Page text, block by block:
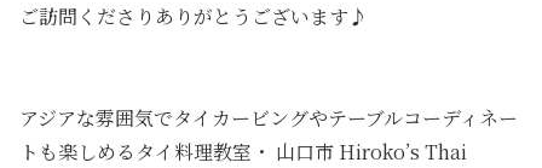
ご訪問くださりありがとうございます♪
アジアな雰囲気でタイカービングやテーブルコーディネー
トも楽しめるタイ料理教室・ 山口市 Hiroko’s Thai